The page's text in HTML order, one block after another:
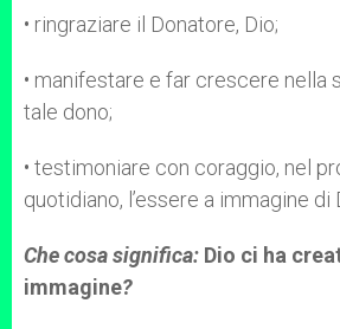
• ringraziare il Donatore, Dio;
• manifestare e far crescere nella
tale dono;
• testimoniare con coraggio, nel
quotidiano, l’essere a immagine di
Che cosa significa: Dio ci ha
immagine?